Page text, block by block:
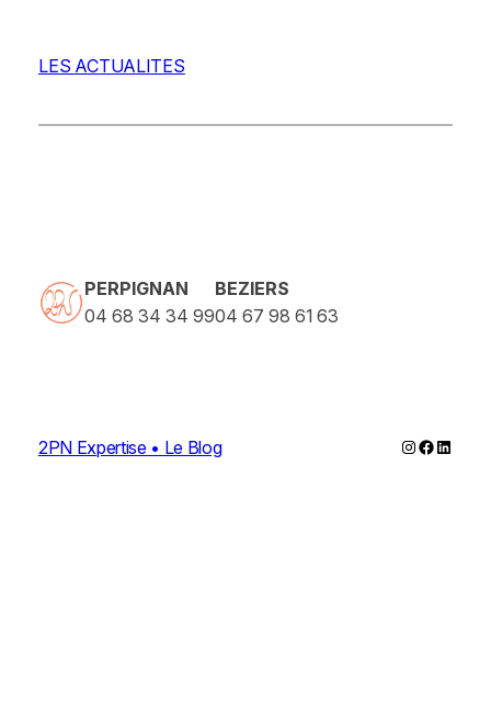
LES ACTUALITES
PERPIGNAN
04 68 34 34 99
BEZIERS
04 67 98 61 63
2PN Expertise • Le Blog Instagram